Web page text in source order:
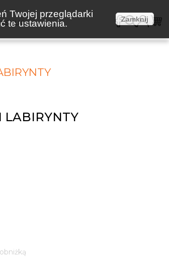
Twojej przeglądarki
te ustawienia.
Zamknij
LABIRYNTY